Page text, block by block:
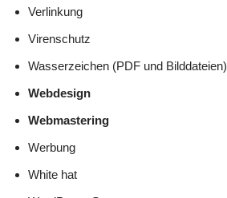
Verlinkung
Virenschutz
Wasserzeichen (PDF und Bilddateien)
Webdesign
Webmastering
Werbung
White hat